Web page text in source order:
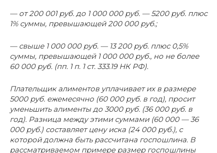
— от 200 001 руб. до 1 000 000 руб. — 5200 руб. плюс
1% суммы, превышающей 200 000 руб.;
— свыше 1 000 000 руб. — 13 200 руб. плюс 0,5%
суммы, превышающей 1 000 000 руб., но не более
60 000 руб. (пп. 1 п. 1 ст. 333.19 НК РФ).
Плательщик алиментов уплачивает их в размере
5000 руб. ежемесячно (60 000 руб. в год), просит
уменьшить алименты до 3000 руб. (36 000 руб. в
год). Разница между этими суммами (60 000 — 36
000 руб.) составляет цену иска (24 000 руб.), с
которой должна быть рассчитана госпошлина. В
рассматриваемом примере размер госпошлины